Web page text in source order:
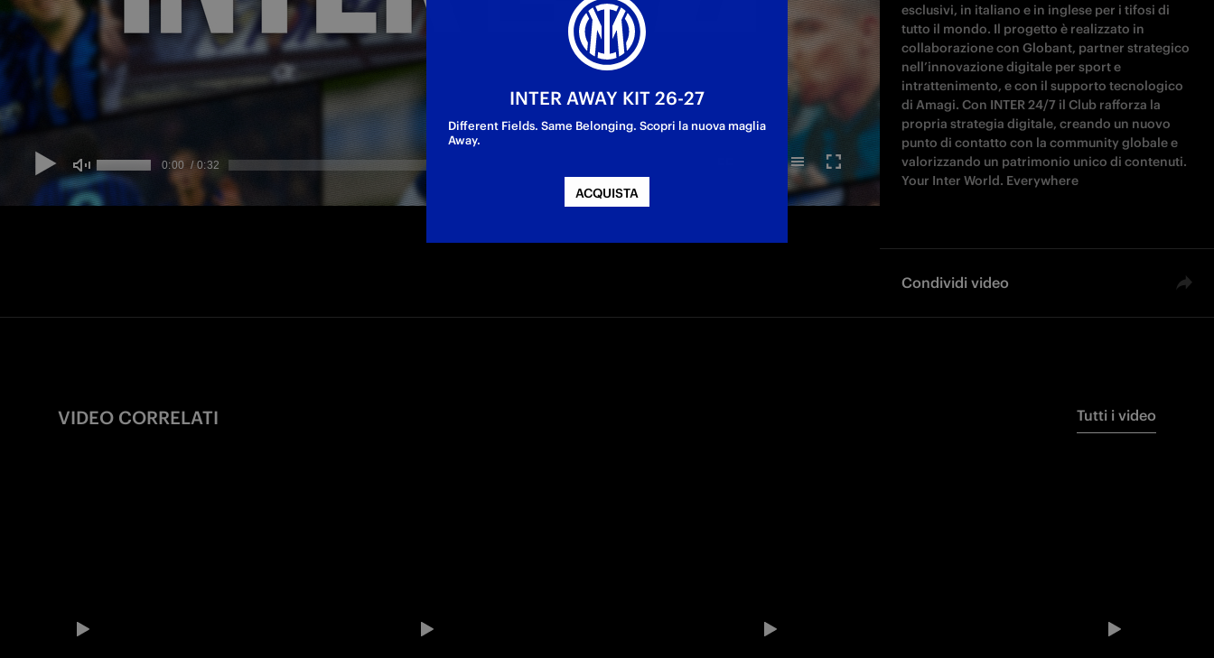
esclusivi, in italiano e in inglese per i tifosi di
tutto il mondo. Il progetto è realizzato in
collaborazione con Globant, partner strategico
nell’innovazione digitale per sport e
intrattenimento, e con il supporto tecnologico
di Amagi. Con INTER 24/7 il Club rafforza la
propria strategia digitale, creando un nuovo
punto di contatto con la community globale e
valorizzando un patrimonio unico di contenuti.
Your Inter World. Everywhere
Condividi video
VIDEO CORRELATI Tutti i video
INTER AWAY KIT 26-27
Different Fields. Same Belonging. Scopri la nuova maglia
Away.
ACQUISTA